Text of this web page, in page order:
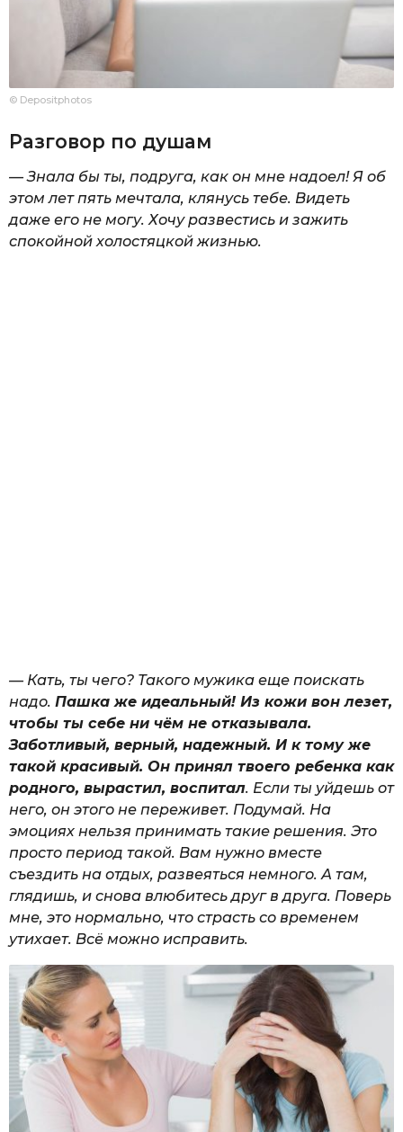
© Depositphotos
Разговор по душам
— Знала бы ты, подруга, как он мне надоел! Я об
этом лет пять мечтала, клянусь тебе. Видеть
даже его не могу. Хочу развестись и зажить
спокойной холостяцкой жизнью.
— Кать, ты чего? Такого мужика еще поискать
надо. Пашка же идеальный! Из кожи вон лезет,
чтобы ты себе ни чём не отказывала.
Заботливый, верный, надежный. И к тому же
такой красивый. Он принял твоего ребенка как
родного, вырастил, воспитал. Если ты уйдешь от
него, он этого не переживет. Подумай. На
эмоциях нельзя принимать такие решения. Это
просто период такой. Вам нужно вместе
съездить на отдых, развеяться немного. А там,
глядишь, и снова влюбитесь друг в друга. Поверь
мне, это нормально, что страсть со временем
утихает. Всё можно исправить.